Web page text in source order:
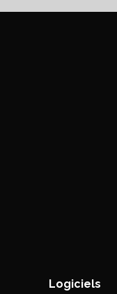
Logiciels